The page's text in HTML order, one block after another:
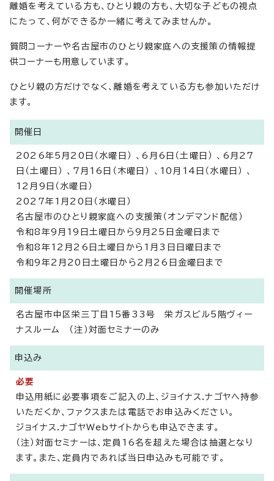
離婚を考えている方も、ひとり親の方も、大切な子どもの視点
にたって、何ができるか一緒に考えてみませんか。
質問コーナーや名古屋市のひとり親家庭への支援策の情報提
供コーナーも用意しています。
ひとり親の方だけでなく、離婚を考えている方も参加いただけ
ます。
開催日
2026年5月20日（水曜日） 、6月6日（土曜日） 、6月27
日（土曜日） 、7月16日（木曜日） 、10月14日（水曜日） 、
12月9日（水曜日）
2027年1月20日（水曜日）
名古屋市のひとり親家庭への支援策（オンデマンド配信）
令和8年9月19日土曜日から9月25日金曜日まで
令和8年12月26日土曜日から1月3日日曜日まで
令和9年2月20日土曜日から2月26日金曜日まで
開催場所
名古屋市中区栄三丁目15番33号 栄ガスビル5階ヴィー
ナスルーム （注）対面セミナーのみ
申込み
必要
申込用紙に必要事項をご記入の上、ジョイナス.ナゴヤへ持参
いただくか、ファクスまたは電話でお申込みください。
ジョイナス.ナゴヤWebサイトからも申込できます。
（注）対面セミナーは、定員16名を超えた場合は抽選となり
ます。また、定員内であれば当日申込みも可能です。